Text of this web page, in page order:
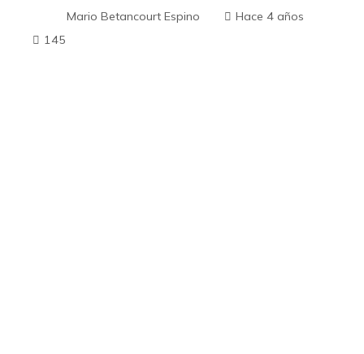
Mario Betancourt Espino
Hace 4 años
145